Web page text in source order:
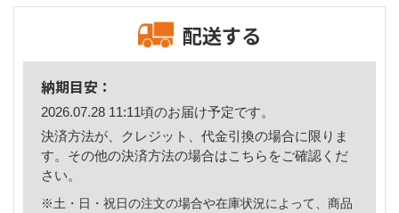
配送する
納期目安：
2026.07.28 11:11頃のお届け予定です。
決済方法が、クレジット、代金引換の場合に限りま
す。その他の決済方法の場合はこちら をご確認くだ
さい。
※土・日・祝日の注文の場合や在庫状況によって、商品